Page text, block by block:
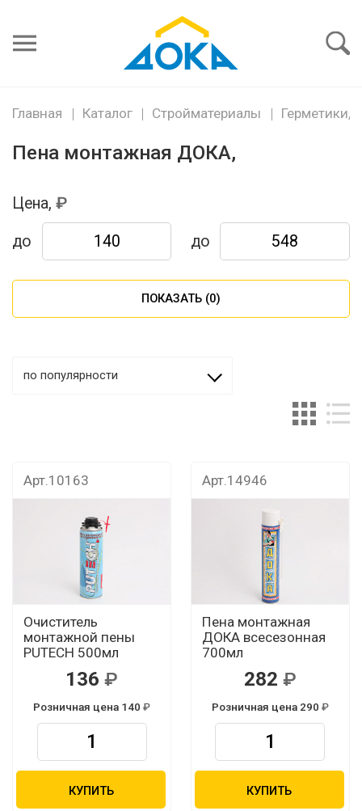
пароль
Главная Каталог Стройматериалы Герметики,
Пена монтажная ДОКА,
Цена,
до до
ПОКАЗАТЬ (0)
по популярности
Арт.10163
Очиститель
монтажной пены
PUTECH 500мл
136
Розничная цена 140
КУПИТЬ
Арт.14946
Пена монтажная
ДОКА всесезонная
700мл
282
Розничная цена 290
КУПИТЬ